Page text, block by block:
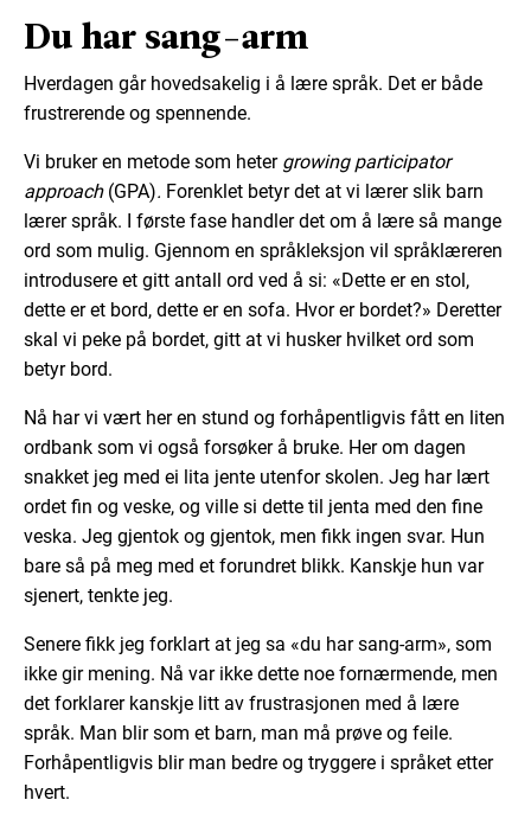
Du har sang-arm
Hverdagen går hovedsakelig i å lære språk. Det er både
frustrerende og spennende.
Vi bruker en metode som heter growing participator
approach (GPA). Forenklet betyr det at vi lærer slik barn
lærer språk. I første fase handler det om å lære så mange
ord som mulig. Gjennom en språkleksjon vil språklæreren
introdusere et gitt antall ord ved å si: «Dette er en stol,
dette er et bord, dette er en sofa. Hvor er bordet?» Deretter
skal vi peke på bordet, gitt at vi husker hvilket ord som
betyr bord.
Nå har vi vært her en stund og forhåpentligvis fått en liten
ordbank som vi også forsøker å bruke. Her om dagen
snakket jeg med ei lita jente utenfor skolen. Jeg har lært
ordet fin og veske, og ville si dette til jenta med den fine
veska. Jeg gjentok og gjentok, men fikk ingen svar. Hun
bare så på meg med et forundret blikk. Kanskje hun var
sjenert, tenkte jeg.
Senere fikk jeg forklart at jeg sa «du har sang-arm», som
ikke gir mening. Nå var ikke dette noe fornærmende, men
det forklarer kanskje litt av frustrasjonen med å lære
språk. Man blir som et barn, man må prøve og feile.
Forhåpentligvis blir man bedre og tryggere i språket etter
hvert.